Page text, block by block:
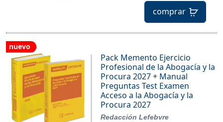
comprar
nuevo
Pack Memento Ejercicio
Profesional de la Abogacía y la
Procura 2027 + Manual
Preguntas Test Examen
Acceso a la Abogacía y la
Procura 2027
Redacción Lefebvre